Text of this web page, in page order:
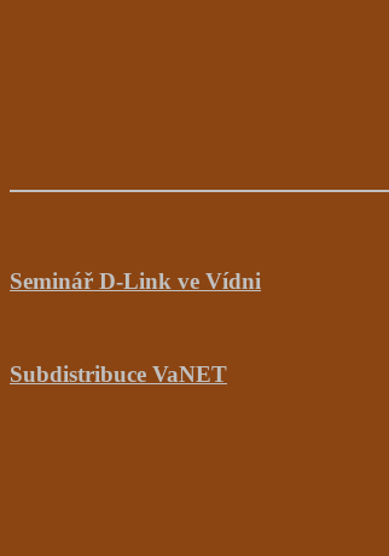
Seminář D-Link ve Vídni
Subdistribuce VaNET